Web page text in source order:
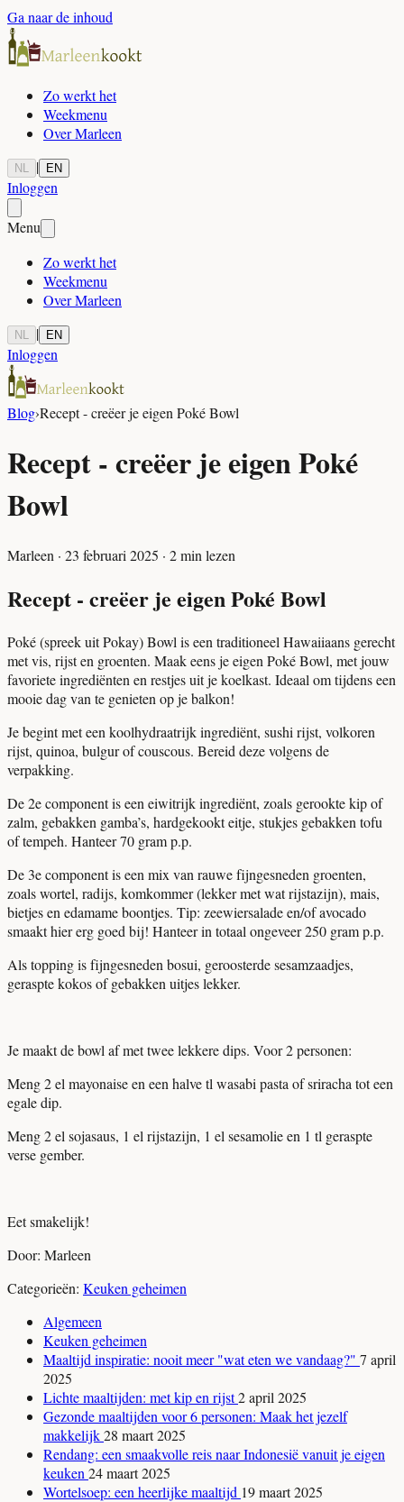
Ga naar de inhoud
Zo werkt het
Weekmenu
Over Marleen
NL | EN
Inloggen
Menu
Zo werkt het
Weekmenu
Over Marleen
NL | EN
Inloggen
Blog›Recept - creëer je eigen Poké Bowl
Recept - creëer je eigen Poké
Bowl
Marleen · 23 februari 2025 · 2min lezen
Recept - creëer je eigen Poké Bowl
Poké (spreek uit Pokay) Bowl is een traditioneel Hawaiiaans gerecht
met vis, rijst en groenten. Maak eens je eigen Poké Bowl, met jouw
favoriete ingrediënten en restjes uit je koelkast. Ideaal om tijdens een
mooie dag van te genieten op je balkon!
Je begint met een koolhydraatrijk ingrediënt, sushi rijst, volkoren
rijst, quinoa, bulgur of couscous. Bereid deze volgens de
verpakking.
De 2e component is een eiwitrijk ingrediënt, zoals gerookte kip of
zalm, gebakken gamba’s, hardgekookt eitje, stukjes gebakken tofu
of tempeh. Hanteer 70 gram p.p.
De 3e component is een mix van rauwe fijngesneden groenten,
zoals wortel, radijs, komkommer (lekker met wat rijstazijn), mais,
bietjes en edamame boontjes. Tip: zeewiersalade en/of avocado
smaakt hier erg goed bij! Hanteer in totaal ongeveer 250 gram p.p.
Als topping is fijngesneden bosui, geroosterde sesamzaadjes,
geraspte kokos of gebakken uitjes lekker.
Je maakt de bowl af met twee lekkere dips. Voor 2 personen:
Meng 2 el mayonaise en een halve tl wasabi pasta of sriracha tot een
egale dip.
Meng 2 el sojasaus, 1 el rijstazijn, 1 el sesamolie en 1 tl geraspte
verse gember.
Eet smakelijk!
Door: Marleen
Categorieën: Keuken geheimen
Algemeen
Keuken geheimen
Maaltijd inspiratie: nooit meer "wat eten we vandaag?" 7 april
2025
Lichte maaltijden: met kip en rijst2 april 2025
Gezonde maaltijden voor 6 personen: Maak het jezelf
makkelijk28 maart 2025
Rendang: een smaakvolle reis naar Indonesië vanuit je eigen
keuken 24 maart 2025
Wortelsoep: een heerlijke maaltijd 19 maart 2025